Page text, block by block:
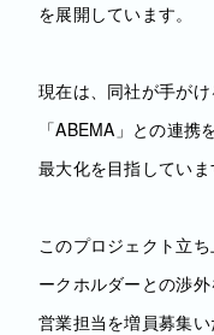
を展開しています。
現在は、同社が手が
「ABEMA」との連
最大化を目指していま
このプロジェクト立
ークホルダーとの渉
営業担当を増員募集い